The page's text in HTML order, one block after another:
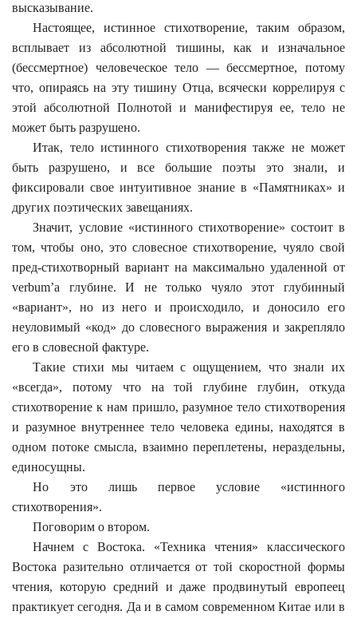
высказывание.
Настоящее, истинное стихотворение, таким образом,
всплывает из абсолютной тишины, как и изначальное
(бессмертное) человеческое тело — бессмертное, потому
что, опираясь на эту тишину Отца, всячески коррелируя с
этой абсолютной Полнотой и манифестируя ее, тело не
может быть разрушено.
Итак, тело истинного стихотворения также не может
быть разрушено, и все большие поэты это знали, и
фиксировали свое интуитивное знание в «Памятниках» и
других поэтических завещаниях.
Значит, условие «истинного стихотворение» состоит в
том, чтобы оно, это словесное стихотворение, чуяло свой
пред-стихотворный вариант на максимально удаленной от
verbum’а глубине. И не только чуяло этот глубинный
«вариант», но из него и происходило, и доносило его
неуловимый «код» до словесного выражения и закрепляло
его в словесной фактуре.
Такие стихи мы читаем с ощущением, что знали их
«всегда», потому что на той глубине глубин, откуда
стихотворение к нам пришло, разумное тело стихотворения
и разумное внутреннее тело человека едины, находятся в
одном потоке смысла, взаимно переплетены, нераздельны,
единосущны.
Но это лишь первое условие «истинного
стихотворения».
Поговорим о втором.
Начнем с Востока. «Техника чтения» классического
Востока разительно отличается от той скоростной формы
чтения, которую средний и даже продвинутый европеец
практикует сегодня. Да и в самом современном Китае или в